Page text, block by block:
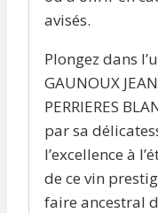
avisés.
Plongez dans
GAUNOUX
PERRIERES
par sa
l’excellence à
de ce vin
faire ancestral